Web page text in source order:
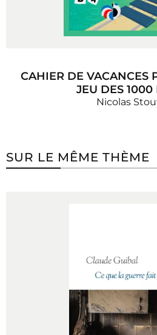
CAHIER DE VACANCES
JEU DES 1000
Nicolas
SUR LE MÊME THÈME